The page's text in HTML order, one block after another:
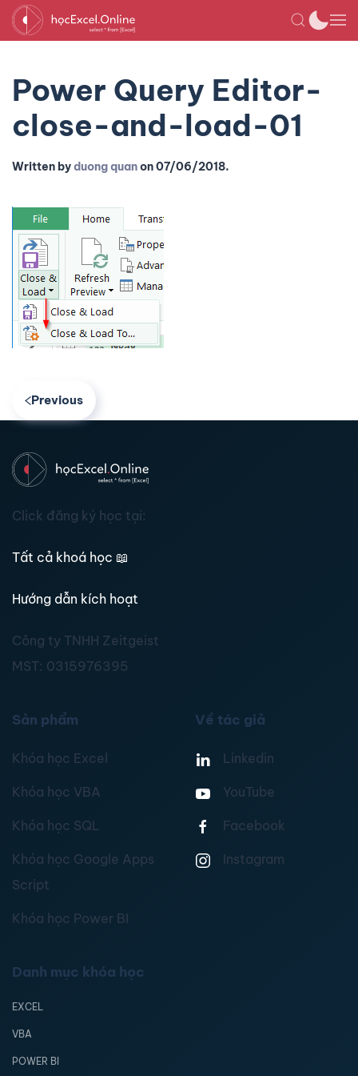
Power Query Editor-
close-and-load-01
Written byduong quanon07/06/2018.
Previous
Click đăng ký học tại:
Tất cả khoá học 📖
Hướng dẫn kích hoạt
Công ty TNHH Zeitgeist
MST: 0315976395
Sản phẩm
Khóa học Excel
Khóa học VBA
Khóa học SQL
Khóa học Google Apps
Script
Khóa học Power BI
Về tác giả
Linkedin
YouTube
Facebook
Instagram
Danh mục khóa học
EXCEL
VBA
POWER BI